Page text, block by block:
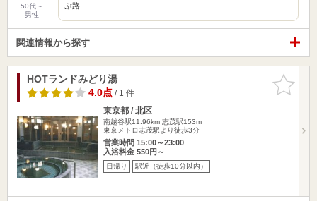
50代～
男性
ぶ路…
関連情報から探す
お気に入
りに追加
HOTランドみどり湯
4.0点/ 1 件
東京都 / 北区
南越谷駅11.96km 志茂駅153m
東京メトロ志茂駅より徒歩3分
営業時間 15:00～23:00
入浴料金 550円～
日帰り 駅近（徒歩10分以内）